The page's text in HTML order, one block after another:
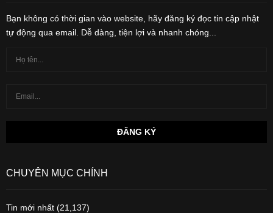
Bạn không có thời gian vào website, hãy đăng ký đọc tin cập nhật
tự động qua email. Dễ dàng, tiện lợi và nhanh chóng...
CHUYÊN MỤC CHÍNH
Tin mới nhất (21,137)